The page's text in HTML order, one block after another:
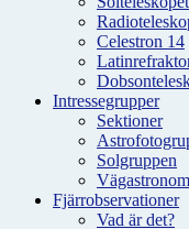
Celestron 14
Intressegrupper
Sektioner
Solgruppen
Fjärrobservationer
Vad är det?